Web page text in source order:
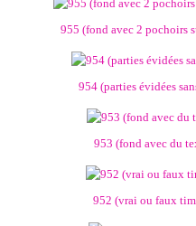
955 (fond avec 2 pochoirs
954 (parties évidées
953 (fond avec du
952 (vrai ou faux